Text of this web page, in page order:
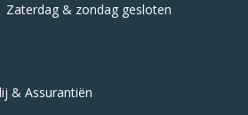
Zaterdag & zondag gesloten
& Assurantiën